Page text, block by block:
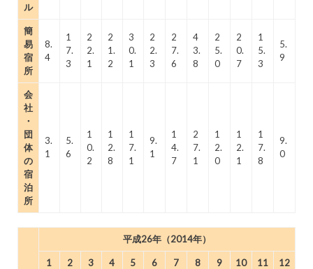
ル
簡
易
宿
所
8.
4
1
7.
3
2
2.
1
2
1.
2
3
0.
1
2
2.
3
2
7.
6
4
3.
8
2
5.
0
2
0.
7
1
5.
3
5.
9
会
社
・
団
体
の
宿
泊
所
3.
1
5.
6
1
0.
2
1
2.
8
1
7.
1
9.
1
1
4.
7
2
7.
1
1
2.
0
1
2.
1
1
7.
8
9.
0
平成26年（2014年）
1
2
3
4
5
6
7
8
9
10
11
12